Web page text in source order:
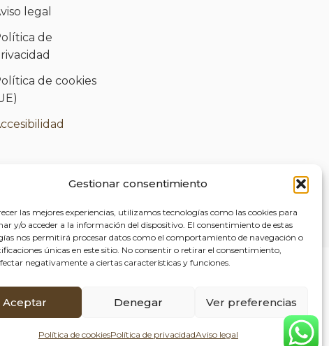
Gestionar consentimiento
las mejores experiencias, utilizamos tecnologías como las cookies para
y/o acceder a la información del dispositivo. El consentimiento de estas
nos permitirá procesar datos como el comportamiento de navegación o
únicas en este sitio. No consentir o retirar el consentimiento,
negativamente a ciertas características y funciones.
Aceptar Denegar Ver preferencias
Política de cookiesPolítica de privacidadAviso legal
legal
de
de cookies